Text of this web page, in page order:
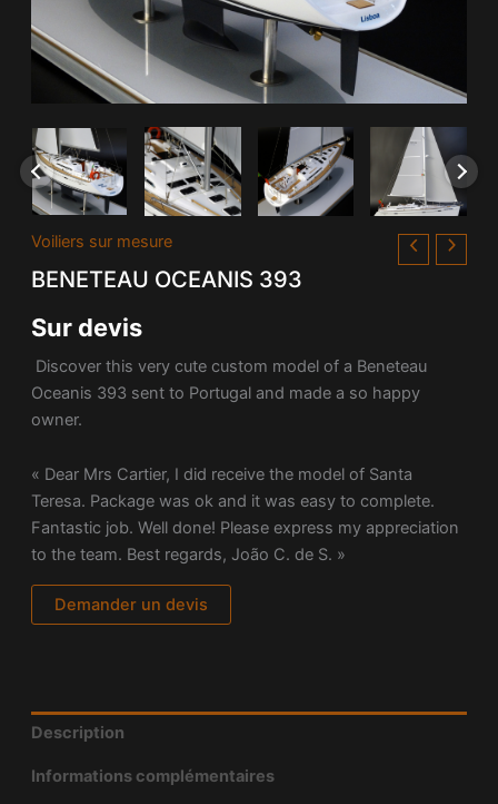
Voiliers sur mesure
BENETEAU OCEANIS 393
Sur devis
Discover this very cute custom model of a Beneteau
Oceanis 393 sent to Portugal and made a so happy
owner.
« Dear Mrs Cartier, I did receive the model of Santa
Teresa. Package was ok and it was easy to complete.
Fantastic job. Well done! Please express my appreciation
to the team. Best regards, João C. de S. »
Demander un devis
Description
Informations complémentaires